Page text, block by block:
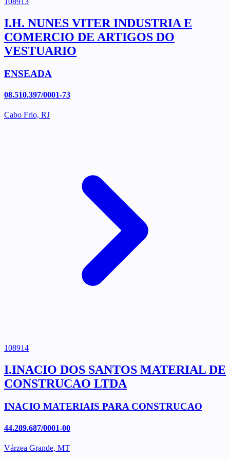
I.H. NUNES VITER INDUSTRIA E
COMERCIO DE ARTIGOS DO
VESTUARIO
ENSEADA
08.510.397/0001-73
Cabo Frio, RJ
108914
I.INACIO DOS SANTOS MATERIAL DE
CONSTRUCAO LTDA
INACIO MATERIAIS PARA CONSTRUCAO
44.289.687/0001-00
Várzea Grande, MT